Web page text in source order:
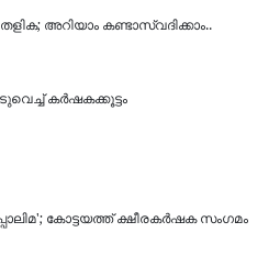
അറിയാം കണ്ടാസ്വദിക്കാം..
കര്‍ഷകക്കൂട്ടം
കോട്ടയത്ത് ക്ഷീരകർഷക സംഗമം